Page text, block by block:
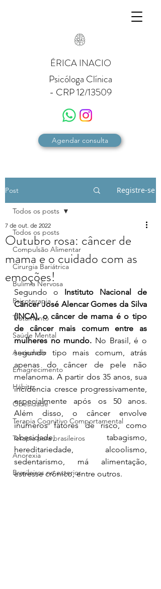
ÉRICA INACIO
Psicóloga Clínica
- CRP 12/13509
Agendar consulta
Post Registre-se
Todos os posts
Compulsão Alimentar
Cirurgia Bariátrica
Bulimia Nervosa
Psicoterapia
Tratamento
Saúde Mental
Ansiedade
Emagrecimento
Hábito
Obesidade
Terapia Cognitivo Comportamental
Terapia para brasileiros
Anorexia
Brasileiros no exterior
Todos os posts
Outubro rosa: câncer de
mama e o cuidado com as
emoções!
7 de out. de 2022
Segundo o Instituto Nacional de
Câncer José Alencar Gomes da Silva
(INCA), o câncer de mama é o tipo
de câncer mais comum entre as
mulheres no mundo. No Brasil, é o
segundo tipo mais comum, atrás
apenas do câncer de pele não
melanoma. A partir dos 35 anos, sua
incidência cresce progressivamente,
especialmente após os 50 anos.
Além disso, o câncer envolve
inúmeros fatores de risco, como
obesidade, tabagismo,
hereditariedade, alcoolismo,
sedentarismo, má alimentação,
estresse crônico, entre outros.